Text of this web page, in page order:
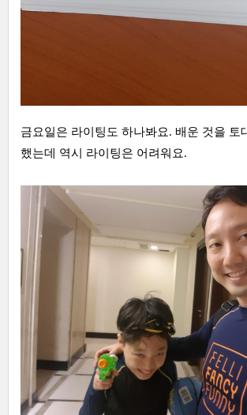
금요일은 라이팅도 하나봐요. 배운 것을 토
했는데 역시 라이팅은 어려워요.